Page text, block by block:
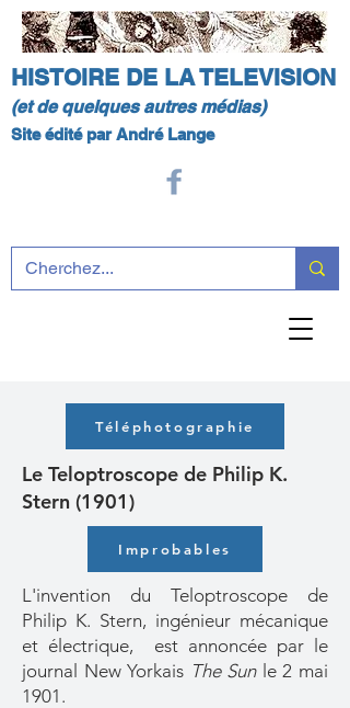
HISTOIRE DE LA TELEVISION
(et de quelques autres médias)
Site édité par André Lange
Téléphotographie
Le Teloptroscope de Philip K.
Stern (1901)
Improbables
L'invention du Teloptroscope de
Philip K. Stern, ingénieur mécanique
et électrique, est annoncée par le
journal New Yorkais The Sunle 2 mai
1901.